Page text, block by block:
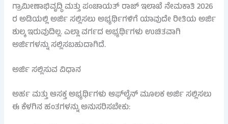
ಗ್ರಾಮೀಣಾಭಿವೃದ್ಧಿ ಮತ್ತು ಪಂಚಾಯತ್ ರಾಜ್ ಇಲಾಖೆ ನೇಮಕಾತಿ 2026
ರ ಅಡಿಯಲ್ಲಿ ಅರ್ಜಿ ಸಲ್ಲಿಸಲು ಅಭ್ಯರ್ಥಿಗಳಿಗೆ ಯಾವುದೇ ರೀತಿಯ ಅರ್ಜಿ
ಶುಲ್ಕ ಇರುವುದಿಲ್ಲ. ಎಲ್ಲಾ ವರ್ಗದ ಅಭ್ಯರ್ಥಿಗಳು ಉಚಿತವಾಗಿ
ಅರ್ಜಿಗಳನ್ನು ಸಲ್ಲಿಸಬಹುದಾಗಿದೆ.
ಅರ್ಜಿ ಸಲ್ಲಿಸುವ ವಿಧಾನ
ಅರ್ಹ ಮತ್ತು ಆಸಕ್ತ ಅಭ್ಯರ್ಥಿಗಳು ಆಫ್‌ಲೈನ್ ಮೂಲಕ ಅರ್ಜಿ ಸಲ್ಲಿಸಲು
ಈ ಕೆಳಗಿನ ಹಂತಗಳನ್ನು ಅನುಸರಿಸಬೇಕು: